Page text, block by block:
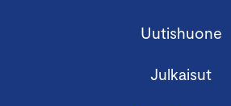
Uutishuone
Julkaisut